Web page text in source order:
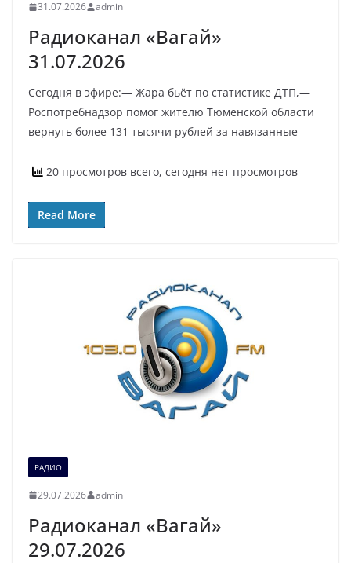
31.07.2026 admin
Радиоканал «Вагай»
31.07.2026
Сегодня в эфире:— Жара бьёт по статистике ДТП,—
Роспотребнадзор помог жителю Тюменской области
вернуть более 131 тысячи рублей за навязанные
20 просмотров всего, сегодня нет просмотров
Read More
РАДИО
29.07.2026 admin
Радиоканал «Вагай»
29.07.2026